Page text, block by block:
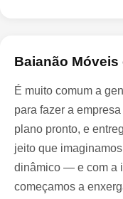
Baianão Móveis
É muito comum a
para fazer a
plano pronto, e
jeito que
dinâmico — e com a
começamos a